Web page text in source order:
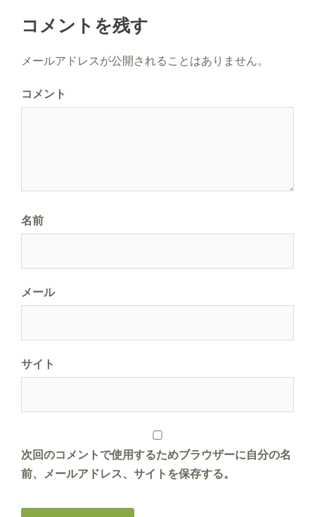
ビ
ゲ
ー
ョ
コメントを残す
メールアドレスが公開されることはありません。
コメント
名前
メール
サイト
次回のコメントで使用するためブラウザーに自分の名
前、メールアドレス、サイトを保存する。